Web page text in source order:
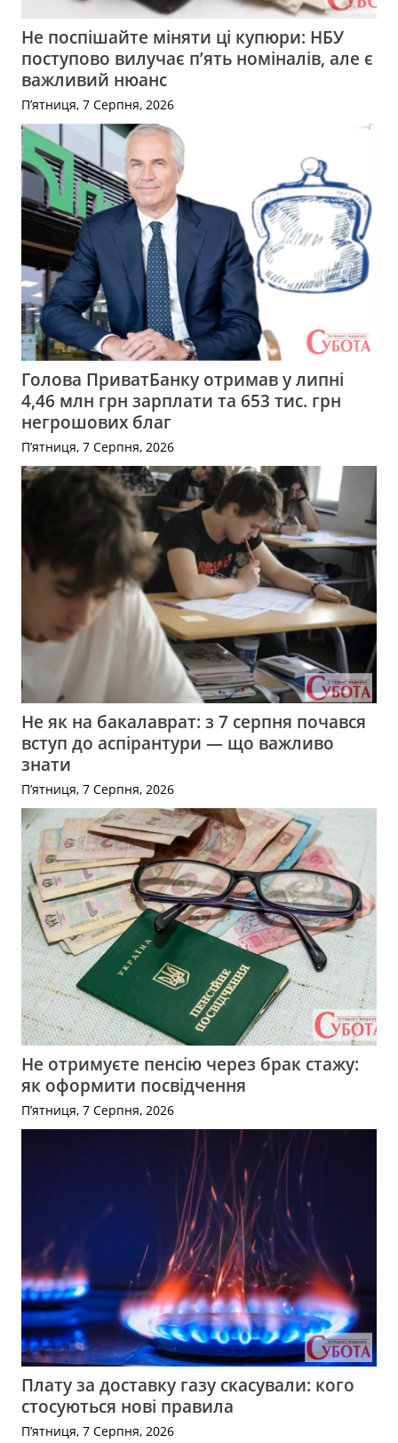
Не поспішайте міняти ці купюри: НБУ
поступово вилучає п’ять номіналів, але є
важливий нюанс
П’ятниця, 7 Серпня, 2026
Голова ПриватБанку отримав у липні
4,46 млн грн зарплати та 653 тис. грн
негрошових благ
П’ятниця, 7 Серпня, 2026
Не як на бакалаврат: з 7 серпня почався
вступ до аспірантури — що важливо
знати
П’ятниця, 7 Серпня, 2026
Не отримуєте пенсію через брак стажу:
як оформити посвідчення
П’ятниця, 7 Серпня, 2026
Плату за доставку газу скасували: кого
стосуються нові правила
П’ятниця, 7 Серпня, 2026